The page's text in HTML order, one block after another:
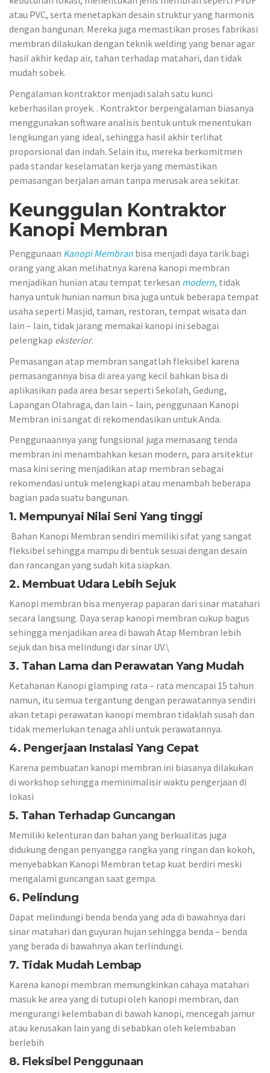
atau PVC, serta menetapkan desain struktur yang harmonis
dengan bangunan. Mereka juga memastikan proses fabrikasi
membran dilakukan dengan teknik welding yang benar agar
hasil akhir kedap air, tahan terhadap matahari, dan tidak
mudah sobek.
Pengalaman kontraktor menjadi salah satu kunci
keberhasilan proyek. . Kontraktor berpengalaman biasanya
menggunakan software analisis bentuk untuk menentukan
lengkungan yang ideal, sehingga hasil akhir terlihat
proporsional dan indah. Selain itu, mereka berkomitmen
pada standar keselamatan kerja yang memastikan
pemasangan berjalan aman tanpa merusak area sekitar.
Keunggulan Kontraktor
Kanopi Membran
Penggunaan Kanopi Membran bisa menjadi daya tarik bagi
orang yang akan melihatnya karena kanopi membran
menjadikan hunian atau tempat terkesan modern, tidak
hanya untuk hunian namun bisa juga untuk beberapa tempat
usaha seperti Masjid, taman, restoran, tempat wisata dan
lain – lain, tidak jarang memakai kanopi ini sebagai
pelengkap eksterior.
Pemasangan atap membran sangatlah fleksibel karena
pemasangannya bisa di area yang kecil bahkan bisa di
aplikasikan pada area besar seperti Sekolah, Gedung,
Lapangan Olahraga, dan lain – lain, penggunaan Kanopi
Membran ini sangat di rekomendasikan untuk Anda.
Penggunaannya yang fungsional juga memasang tenda
membran ini menambahkan kesan modern, para arsitektur
masa kini sering menjadikan atap membran sebagai
rekomendasi untuk melengkapi atau menambah beberapa
bagian pada suatu bangunan.
1. Mempunyai Nilai Seni Yang tinggi
Bahan Kanopi Membran sendiri memiliki sifat yang sangat
fleksibel sehingga mampu di bentuk sesuai dengan desain
dan rancangan yang sudah kita siapkan.
2. Membuat Udara Lebih Sejuk
Kanopi membran bisa menyerap paparan dari sinar matahari
secara langsung. Daya serap kanopi membran cukup bagus
sehingga menjadikan area di bawah Atap Membran lebih
sejuk dan bisa melindungi dar sinar UV.\
3. Tahan Lama dan Perawatan Yang Mudah
Ketahanan Kanopi glamping rata – rata mencapai 15 tahun
namun, itu semua tergantung dengan perawatannya sendiri
akan tetapi perawatan kanopi membran tidaklah susah dan
tidak memerlukan tenaga ahli untuk perawatannya.
4. Pengerjaan Instalasi Yang Cepat
Karena pembuatan kanopi membran ini biasanya dilakukan
di workshop sehingga meminimalisir waktu pengerjaan di
lokasi
5. Tahan Terhadap Guncangan
Memiliki kelenturan dan bahan yang berkualitas juga
didukung dengan penyangga rangka yang ringan dan kokoh,
menyebabkan Kanopi Membran tetap kuat berdiri meski
mengalami guncangan saat gempa.
6. Pelindung
Dapat melindungi benda benda yang ada di bawahnya dari
sinar matahari dan guyuran hujan sehingga benda – benda
yang berada di bawahnya akan terlindungi.
7. Tidak Mudah Lembap
Karena kanopi membran memungkinkan cahaya matahari
masuk ke area yang di tutupi oleh kanopi membran, dan
mengurangi kelembaban di bawah kanopi, mencegah jamur
atau kerusakan lain yang di sebabkan oleh kelembaban
berlebih
8. Fleksibel Penggunaan